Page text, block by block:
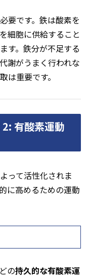
要です。鉄は酸素を
細胞に供給すること
す。鉄分が不足する
謝がうまく行われな
は重要です。
有酸素運動
って活性化されま
に高めるための運動
の持久的な有酸素運